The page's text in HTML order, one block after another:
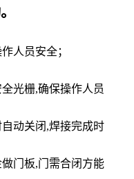
人员安全；
光栅,确保操作人员
动关闭,焊接完成时
门板,门需合闭方能